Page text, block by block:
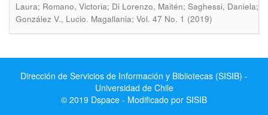
Laura; Romano, Victoria; Di Lorenzo, Maitén; Saghessi, Daniela;
González V., Lucio. Magallania; Vol. 47 No. 1 (2019)
Dirección de Servicios de Información y Bibliotecas (SISIB) -
Universidad de Chile
© 2019 Dspace - Modificado por SISIB